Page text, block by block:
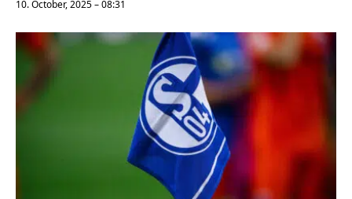
10. October, 2025 – 08:31